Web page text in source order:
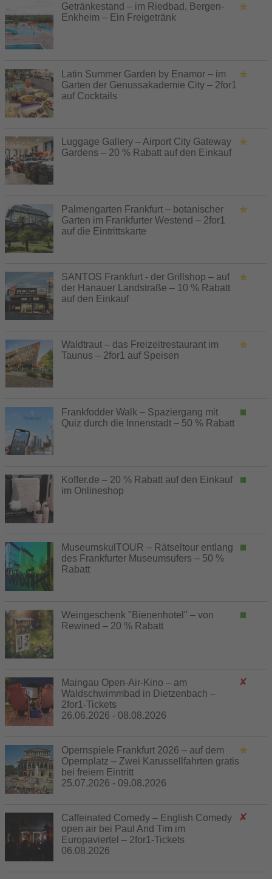
Getränkestand – im Riedbad, Bergen-
Enkheim – Ein Freigetränk
Latin Summer Garden by Enamor – im
Garten der Genussakademie City – 2for1
auf Cocktails
Luggage Gallery – Airport City Gateway
Gardens – 20 % Rabatt auf den Einkauf
Palmengarten Frankfurt – botanischer
Garten im Frankfurter Westend – 2for1
auf die Eintrittskarte
SANTOS Frankfurt - der Grillshop – auf
der Hanauer Landstraße – 10 % Rabatt
auf den Einkauf
Waldtraut – das Freizeitrestaurant im
Taunus – 2for1 auf Speisen
Frankfodder Walk – Spaziergang mit
Quiz durch die Innenstadt – 50 % Rabatt
Koffer.de – 20 % Rabatt auf den Einkauf
im Onlineshop
MuseumskulTOUR – Rätseltour entlang
des Frankfurter Museumsufers – 50 %
Rabatt
Weingeschenk "Bienenhotel" – von
Rewined – 20 % Rabatt
Maingau Open-Air-Kino – am
Waldschwimmbad in Dietzenbach –
2for1-Tickets
26.06.2026 - 08.08.2026
Opernspiele Frankfurt 2026 – auf dem
Opernplatz – Zwei Karussellfahrten gratis
bei freiem Eintritt
25.07.2026 - 09.08.2026
Caffeinated Comedy – English Comedy
open air bei Paul And Tim im
Europaviertel – 2for1-Tickets
06.08.2026